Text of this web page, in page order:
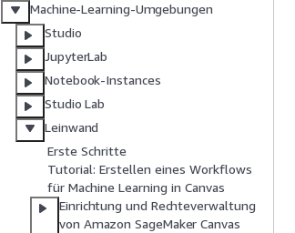
Machine-Learning-Umgebungen
Studio
JupyterLab
Notebook-Instances
Studio Lab
Leinwand
Erste Schritte
Tutorial: Erstellen eines Workflows
für Machine Learning in Canvas
Einrichtung und Rechteverwaltung
von Amazon SageMaker Canvas